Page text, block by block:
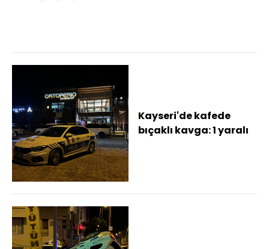
Kayseri'de kafede
bıçaklı kavga: 1 yaralı